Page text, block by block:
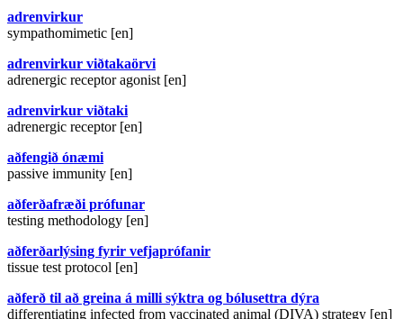
adrenvirkur
sympathomimetic [en]
adrenvirkur viðtakaörvi
adrenergic receptor agonist [en]
adrenvirkur viðtaki
adrenergic receptor [en]
aðfengið ónæmi
passive immunity [en]
aðferðafræði prófunar
testing methodology [en]
aðferðarlýsing fyrir vefjaprófanir
tissue test protocol [en]
aðferð til að greina á milli sýktra og bólusettra dýra
differentiating infected from vaccinated animal (DIVA) strategy [en]